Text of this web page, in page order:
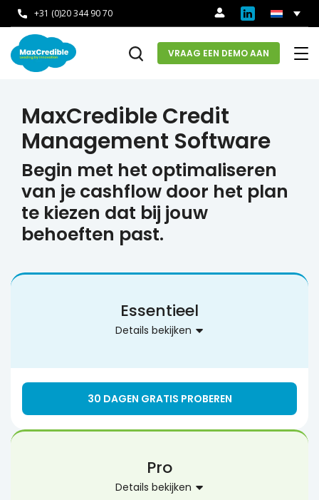
+31 (0)20 344 90 70
VRAAG EEN DEMO AAN
MaxCredible Credit
Management Software
Begin met het optimaliseren
van je cashflow door het plan
te kiezen dat bij jouw
behoeften past.
Essentieel
Details bekijken
30 DAGEN GRATIS PROBEREN
Pro
Details bekijken